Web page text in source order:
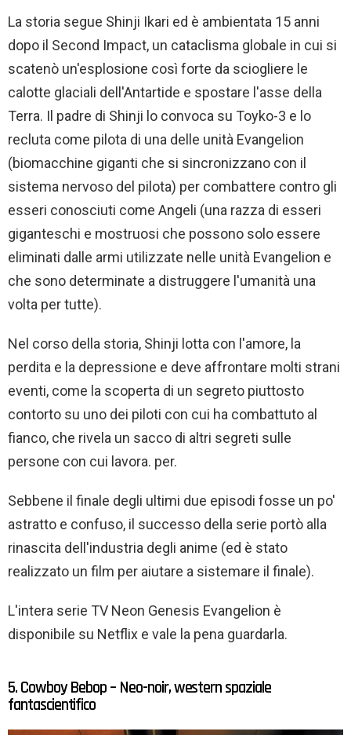
La storia segue Shinji Ikari ed è ambientata 15 anni
dopo il Second Impact, un cataclisma globale in cui si
scatenò un'esplosione così forte da sciogliere le
calotte glaciali dell'Antartide e spostare l'asse della
Terra. Il padre di Shinji lo convoca su Toyko-3 e lo
recluta come pilota di una delle unità Evangelion
(biomacchine giganti che si sincronizzano con il
sistema nervoso del pilota) per combattere contro gli
esseri conosciuti come Angeli (una razza di esseri
giganteschi e mostruosi che possono solo essere
eliminati dalle armi utilizzate nelle unità Evangelion e
che sono determinate a distruggere l'umanità una
volta per tutte).
Nel corso della storia, Shinji lotta con l'amore, la
perdita e la depressione e deve affrontare molti strani
eventi, come la scoperta di un segreto piuttosto
contorto su uno dei piloti con cui ha combattuto al
fianco, che rivela un sacco di altri segreti sulle
persone con cui lavora. per.
Sebbene il finale degli ultimi due episodi fosse un po'
astratto e confuso, il successo della serie portò alla
rinascita dell'industria degli anime (ed è stato
realizzato un film per aiutare a sistemare il finale).
L'intera serie TV Neon Genesis Evangelion è
disponibile su Netflix e vale la pena guardarla.
5. Cowboy Bebop – Neo-noir, western spaziale
fantascientifico